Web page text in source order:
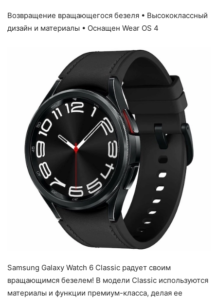
Возвращение вращающегося безеля • Высококлассный
дизайн и материалы • Оснащен Wear OS 4
Samsung Galaxy Watch 6 Classic радует своим
вращающимся безелем! В модели Classic используются
материалы и функции премиум-класса, делая ее